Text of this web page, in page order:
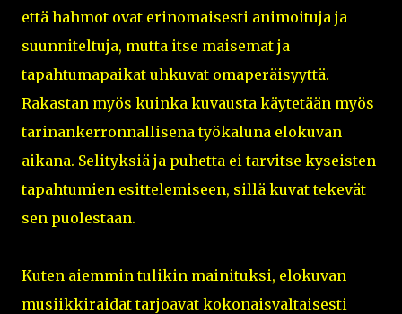
että hahmot ovat erinomaisesti animoituja ja
suunniteltuja, mutta itse maisemat ja
tapahtumapaikat uhkuvat omaperäisyyttä.
Rakastan myös kuinka kuvausta käytetään myös
tarinankerronnallisena työkaluna elokuvan
aikana. Selityksiä ja puhetta ei tarvitse kyseisten
tapahtumien esittelemiseen, sillä kuvat tekevät
sen puolestaan.
Kuten aiemmin tulikin mainituksi, elokuvan
musiikkiraidat tarjoavat kokonaisvaltaisesti